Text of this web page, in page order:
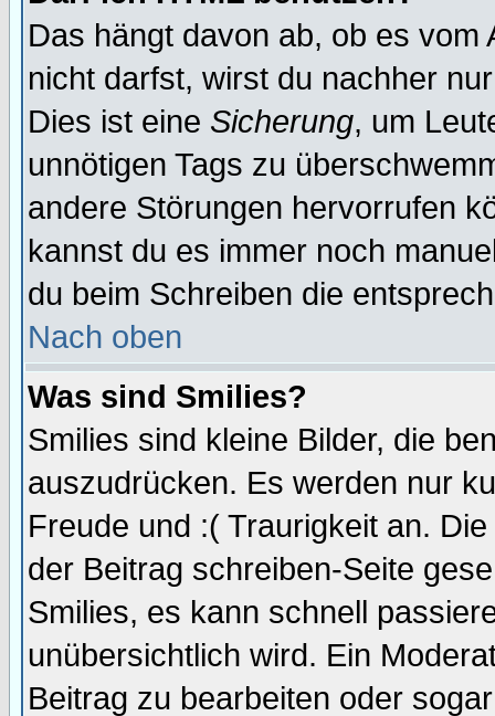
Das hängt davon ab, ob es
nicht darfst, wirst du nachher
Dies ist eine Sicherung, um
unnötigen Tags zu
andere Störungen hervorrufen
kannst du es immer noch
du beim Schreiben die
Nach oben
Was sind Smilies?
Smilies sind kleine Bilder, die
auszudrücken. Es werden nur
Freude und :( Traurigkeit an.
der Beitrag schreiben-Seite
Smilies, es kann schnell
unübersichtlich wird. Ein
Beitrag zu bearbeiten oder